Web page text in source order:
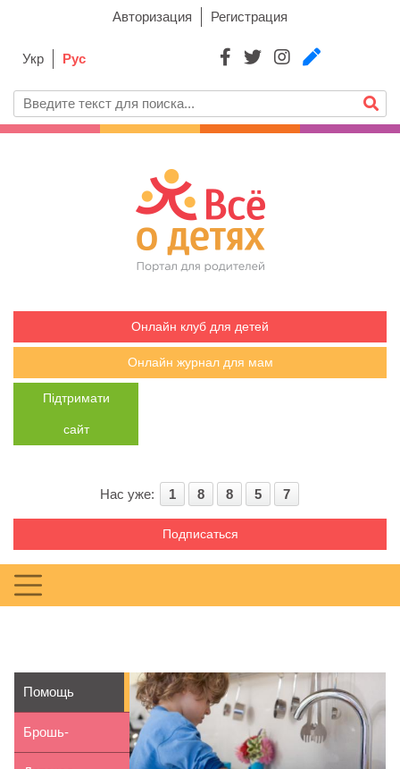
Авторизация Регистрация
Укр Рус
Онлайн клуб для детей
Онлайн журнал для мам
Підтримати
сайт
Нас уже: 1 8 8 5 7
Подписаться
Помощь
ребенка. Как
Брошь-